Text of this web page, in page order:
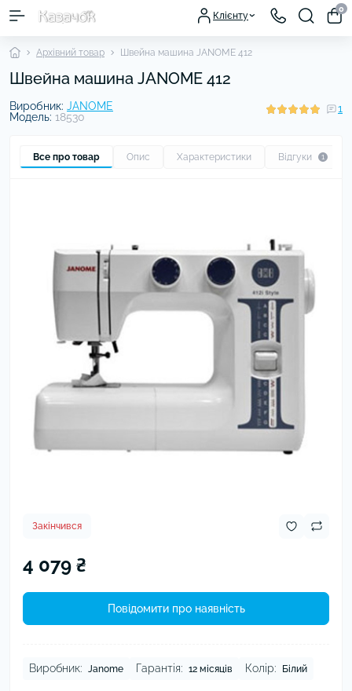
Клієнту
0
Архівний товар Швейна машина JANOME 412
Швейна машина JANOME 412
Виробник: JANOME
Модель: 18530
1
Все про товар Опис Характеристики Відгуки 1
Закінчився
4 079 ₴
Повідомити про наявність
Виробник: Janome Гарантія: 12 місяців Колір: Білий